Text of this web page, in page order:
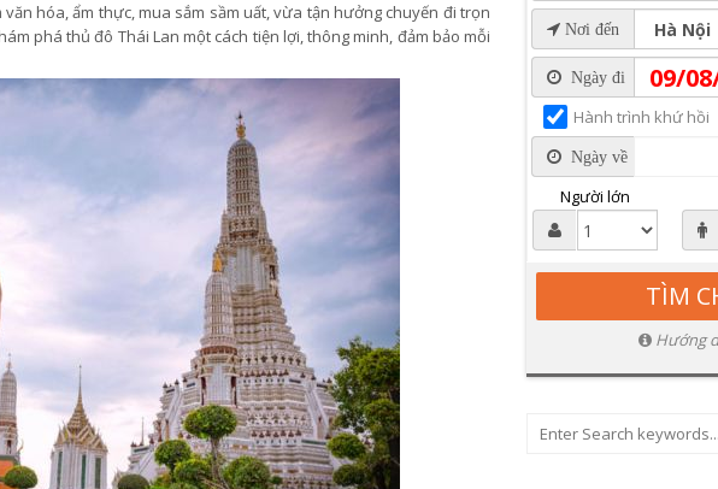
hóa, ẩm thực, mua sắm sầm uất, vừa tận hưởng chuyến đi trọn
phá thủ đô Thái Lan một cách tiện lợi, thông minh, đảm bảo mỗi
Nơi đến
Ngày đi
Hành trình khứ hồi
Ngày về
Người lớn
Hướng